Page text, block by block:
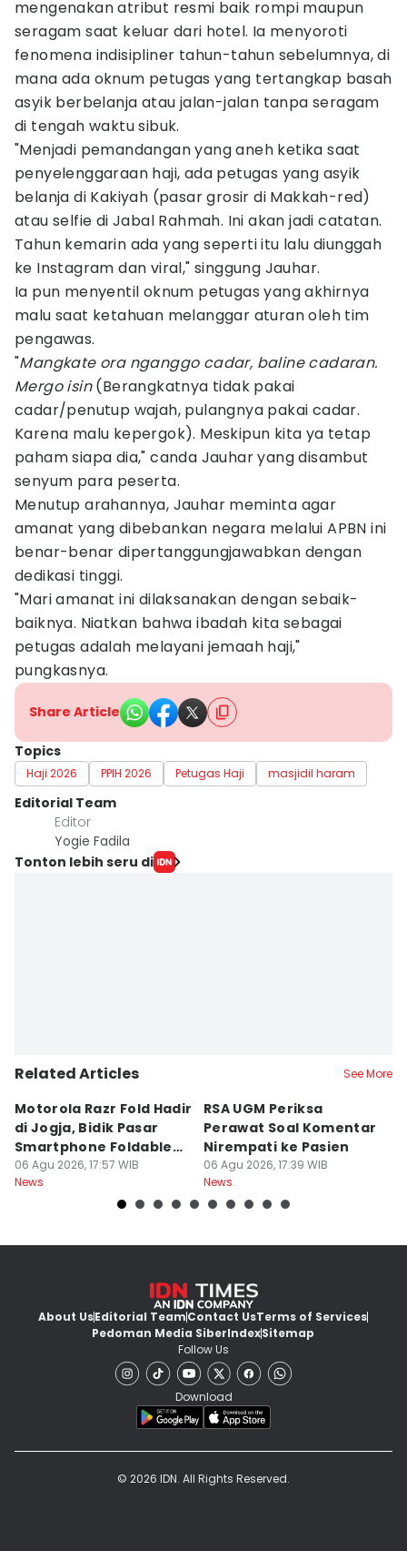
mengenakan atribut resmi baik rompi maupun
seragam saat keluar dari hotel. Ia menyoroti
fenomena indisipliner tahun-tahun sebelumnya, di
mana ada oknum petugas yang tertangkap basah
asyik berbelanja atau jalan-jalan tanpa seragam
di tengah waktu sibuk.
"Menjadi pemandangan yang aneh ketika saat
penyelenggaraan haji, ada petugas yang asyik
belanja di Kakiyah (pasar grosir di Makkah-red)
atau selfie di Jabal Rahmah. Ini akan jadi catatan.
Tahun kemarin ada yang seperti itu lalu diunggah
ke Instagram dan viral," singgung Jauhar.
Ia pun menyentil oknum petugas yang akhirnya
malu saat ketahuan melanggar aturan oleh tim
pengawas.
"Mangkate ora nganggo cadar, baline cadaran.
Mergo isin(Berangkatnya tidak pakai
cadar/penutup wajah, pulangnya pakai cadar.
Karena malu kepergok). Meskipun kita ya tetap
paham siapa dia," canda Jauhar yang disambut
senyum para peserta.
Menutup arahannya, Jauhar meminta agar
amanat yang dibebankan negara melalui APBN ini
benar-benar dipertanggungjawabkan dengan
dedikasi tinggi.
"Mari amanat ini dilaksanakan dengan sebaik-
baiknya. Niatkan bahwa ibadah kita sebagai
petugas adalah melayani jemaah haji,"
pungkasnya.
Share Article
Topics
Haji 2026 PPIH 2026 Petugas Haji masjidil haram
Editorial Team
Editor
Yogie Fadila
Tonton lebih seru di
Related Articles See More
Motorola Razr Fold Hadir
di Jogja, Bidik Pasar
Smartphone Foldable
Premium
06 Agu 2026, 17:57 WIB
News
RSA UGM Periksa
Perawat Soal Komentar
Nirempati ke Pasien
06 Agu 2026, 17:39 WIB
News
About UsEditorial TeamContact UsTerms of Services
Pedoman Media SiberIndexSitemap
Follow Us
Download
© 2026 IDN. All Rights Reserved.